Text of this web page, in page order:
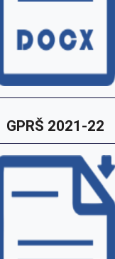
GPRŠ 2021-22